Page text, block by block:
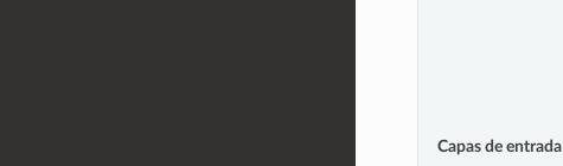
Capas de entrada